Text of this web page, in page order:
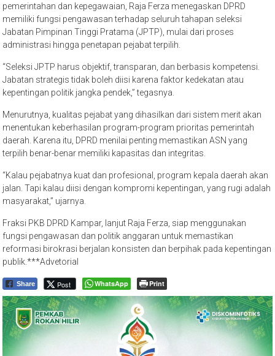
pemerintahan dan kepegawaian, Raja Ferza menegaskan DPRD
memiliki fungsi pengawasan terhadap seluruh tahapan seleksi
Jabatan Pimpinan Tinggi Pratama (JPTP), mulai dari proses
administrasi hingga penetapan pejabat terpilih.
“Seleksi JPTP harus objektif, transparan, dan berbasis kompetensi.
Jabatan strategis tidak boleh diisi karena faktor kedekatan atau
kepentingan politik jangka pendek,” tegasnya.
Menurutnya, kualitas pejabat yang dihasilkan dari sistem merit akan
menentukan keberhasilan program-program prioritas pemerintah
daerah. Karena itu, DPRD menilai penting memastikan ASN yang
terpilih benar-benar memiliki kapasitas dan integritas.
“Kalau pejabatnya kuat dan profesional, program kepala daerah akan
jalan. Tapi kalau diisi dengan kompromi kepentingan, yang rugi adalah
masyarakat,” ujarnya.
Fraksi PKB DPRD Kampar, lanjut Raja Ferza, siap menggunakan
fungsi pengawasan dan politik anggaran untuk memastikan
reformasi birokrasi berjalan konsisten dan berpihak pada kepentingan
publik.***Advetorial
Share Post WhatsApp Print